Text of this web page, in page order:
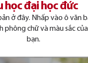
học đại học đức
ở đây. Nhấp vào ô văn
phông chữ và màu sắc
bạn.